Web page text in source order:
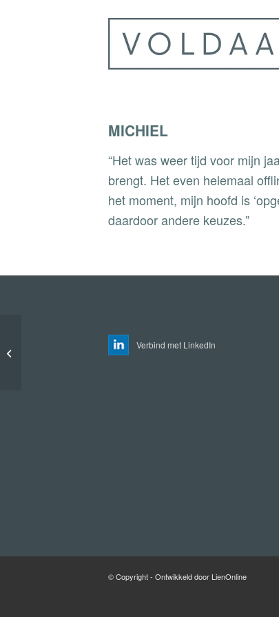
MICHIEL
“Het was weer tijd voor mijn
brengt. Het even helemaal
het moment, mijn hoofd is
daardoor andere keuzes.”
Verbind met LinkedIn
© Copyright - Ontwikkeld door LienOnline